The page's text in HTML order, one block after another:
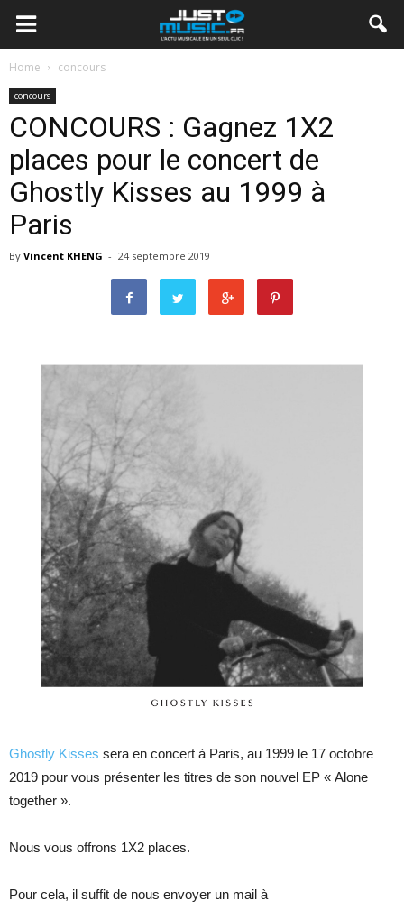
Home concours
concours
CONCOURS : Gagnez 1X2
places pour le concert de
Ghostly Kisses au 1999 à
Paris
By Vincent KHENG - 24 septembre 2019
Ghostly Kisses sera en concert à Paris, au 1999 le 17 octobre
2019 pour vous présenter les titres de son nouvel EP « Alone
together ».
Nous vous offrons 1X2 places.
Pour cela, il suffit de nous envoyer un mail à